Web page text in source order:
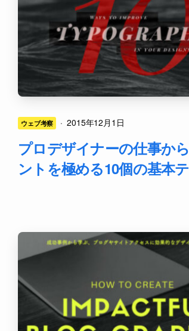
ウェブ考察 · 2015年12月1日
プロデザイナーの仕事か
ントを極める10個の基本